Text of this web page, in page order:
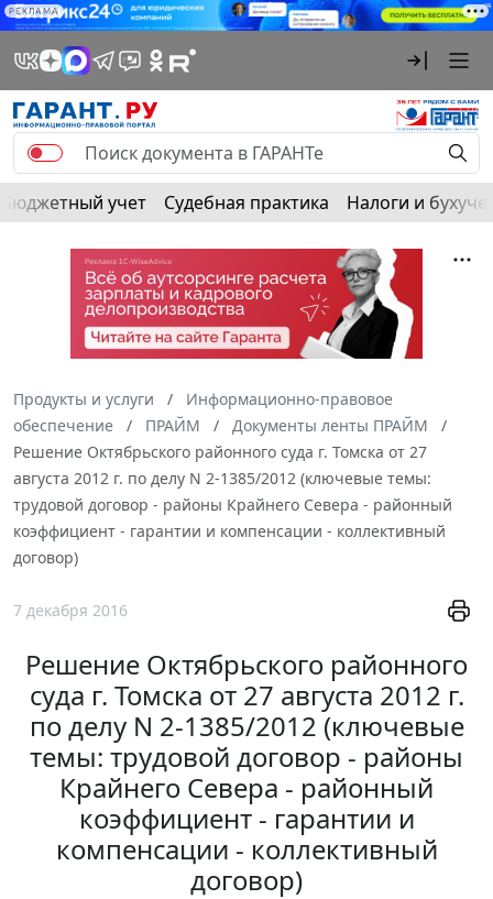
РЕКЛАМА
Бюджетный учет Судебная практика Налоги и
Продукты и услуги
Информационно-правовое
обеспечение
ПРАЙМ
Документы ленты ПРАЙМ
Решение Октябрьского районного суда г. Томска от 27
августа 2012 г. по делу N 2-1385/2012 (ключевые темы:
трудовой договор - районы Крайнего Севера - районный
коэффициент - гарантии и компенсации - коллективный
договор)
7 декабря 2016
Решение Октябрьского районного
суда г. Томска от 27 августа 2012 г.
по делу N 2-1385/2012 (ключевые
темы: трудовой договор - районы
Крайнего Севера - районный
коэффициент - гарантии и
компенсации - коллективный
договор)